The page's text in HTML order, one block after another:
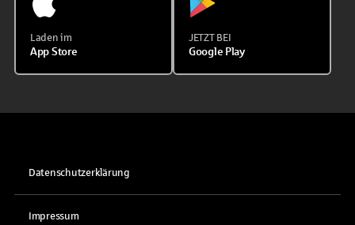
Laden im
App Store
JETZT BEI
Google Play
Datenschutzerklärung
Impressum